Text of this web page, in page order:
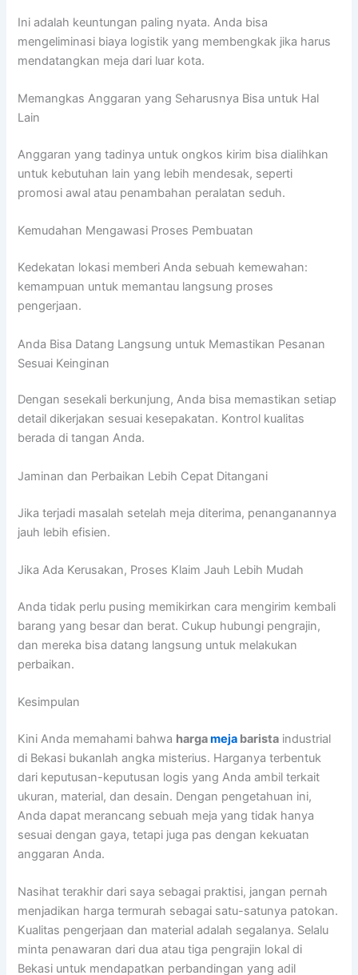
Ini adalah keuntungan paling nyata. Anda bisa
mengeliminasi biaya logistik yang membengkak jika harus
mendatangkan meja dari luar kota.
Memangkas Anggaran yang Seharusnya Bisa untuk Hal
Lain
Anggaran yang tadinya untuk ongkos kirim bisa dialihkan
untuk kebutuhan lain yang lebih mendesak, seperti
promosi awal atau penambahan peralatan seduh.
Kemudahan Mengawasi Proses Pembuatan
Kedekatan lokasi memberi Anda sebuah kemewahan:
kemampuan untuk memantau langsung proses
pengerjaan.
Anda Bisa Datang Langsung untuk Memastikan Pesanan
Sesuai Keinginan
Dengan sesekali berkunjung, Anda bisa memastikan setiap
detail dikerjakan sesuai kesepakatan. Kontrol kualitas
berada di tangan Anda.
Jaminan dan Perbaikan Lebih Cepat Ditangani
Jika terjadi masalah setelah meja diterima, penanganannya
jauh lebih efisien.
Jika Ada Kerusakan, Proses Klaim Jauh Lebih Mudah
Anda tidak perlu pusing memikirkan cara mengirim kembali
barang yang besar dan berat. Cukup hubungi pengrajin,
dan mereka bisa datang langsung untuk melakukan
perbaikan.
Kesimpulan
Kini Anda memahami bahwa hargameja barista industrial
di Bekasi bukanlah angka misterius. Harganya terbentuk
dari keputusan-keputusan logis yang Anda ambil terkait
ukuran, material, dan desain. Dengan pengetahuan ini,
Anda dapat merancang sebuah meja yang tidak hanya
sesuai dengan gaya, tetapi juga pas dengan kekuatan
anggaran Anda.
Nasihat terakhir dari saya sebagai praktisi, jangan pernah
menjadikan harga termurah sebagai satu-satunya patokan.
Kualitas pengerjaan dan material adalah segalanya. Selalu
minta penawaran dari dua atau tiga pengrajin lokal di
Bekasi untuk mendapatkan perbandingan yang adil